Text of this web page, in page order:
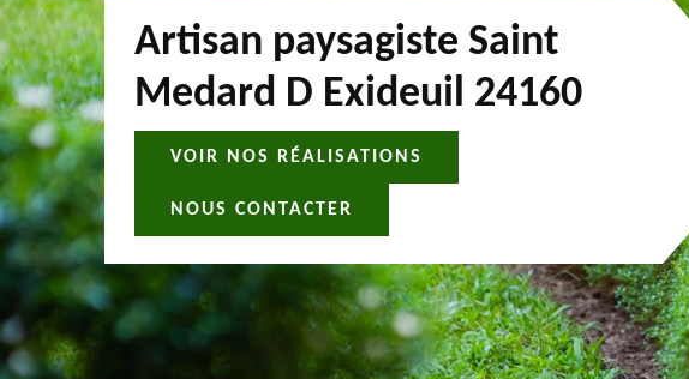
Artisan paysagiste Saint
Medard D Exideuil 24160
VOIR NOS RÉALISATIONS
NOUS CONTACTER